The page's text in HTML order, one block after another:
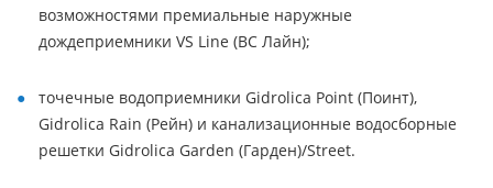
возможностями премиальные наружные
дождеприемники VS Line (ВС Лайн);
точечные водоприемники Gidrolica Point (Поинт),
Gidrolica Rain (Рейн) и канализационные водосборные
решетки Gidrolica Garden (Гарден)/Street.